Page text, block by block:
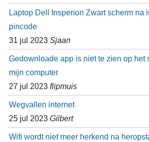
Laptop Dell Insperion Zwart scherm na
pincode
31 jul 2023 Sjaan
Gedownloade app is niet te zien op het
mijn computer
27 jul 2023 flipmuis
Wegvallen internet
25 jul 2023 Gilbert
Wifi wordt niet meer herkend na